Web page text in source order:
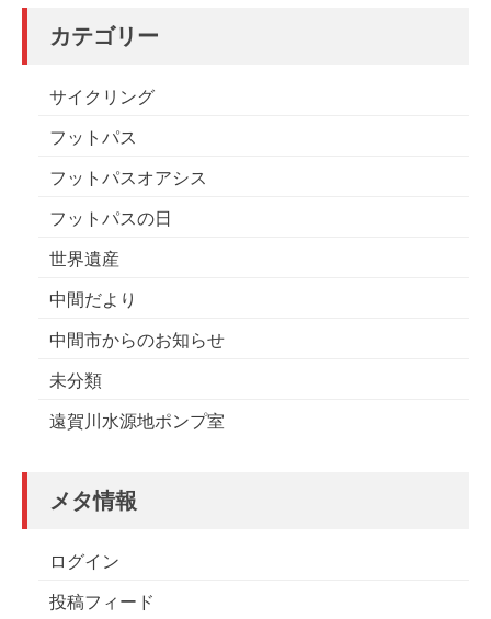
カテゴリー
サイクリング
フットパス
フットパスオアシス
フットパスの日
世界遺産
中間だより
中間市からのお知らせ
未分類
遠賀川水源地ポンプ室
メタ情報
ログイン
投稿フィード